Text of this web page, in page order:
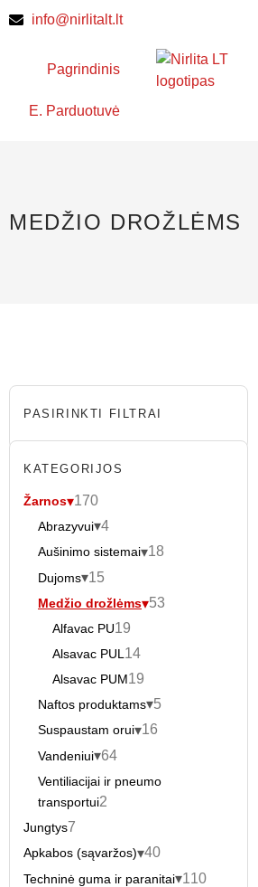
info@nirlitalt.lt
Pagrindinis
E. Parduotuvė
MEDŽIO DROŽLĖMS
PASIRINKTI FILTRAI
KATEGORIJOS
Žarnos 170
Abrazyvui 4
Aušinimo sistemai 18
Dujoms 15
Medžio drožlėms 53
Alfavac PU19
Alsavac PUL 14
Alsavac PUM19
Naftos produktams 5
Suspaustam orui 16
Vandeniui 64
Ventiliacijai ir pneumo
transportui2
Jungtys7
Apkabos (sąvaržos) 40
Techninė guma ir paranitai 110